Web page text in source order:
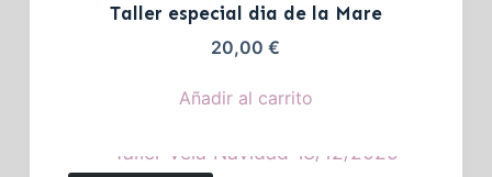
Taller especial dia de la Mare
20,00€
Añadir al carrito